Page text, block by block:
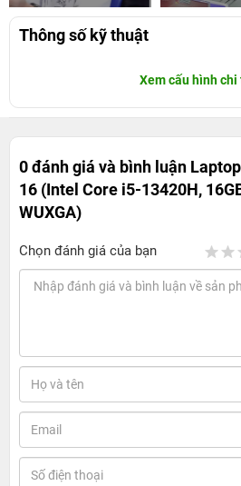
Thông số kỹ thuật
Xem cấu hình
0 đánh giá và bình luận
16 (Intel Core i5-13420H,
WUXGA)
Chọn đánh giá của bạn